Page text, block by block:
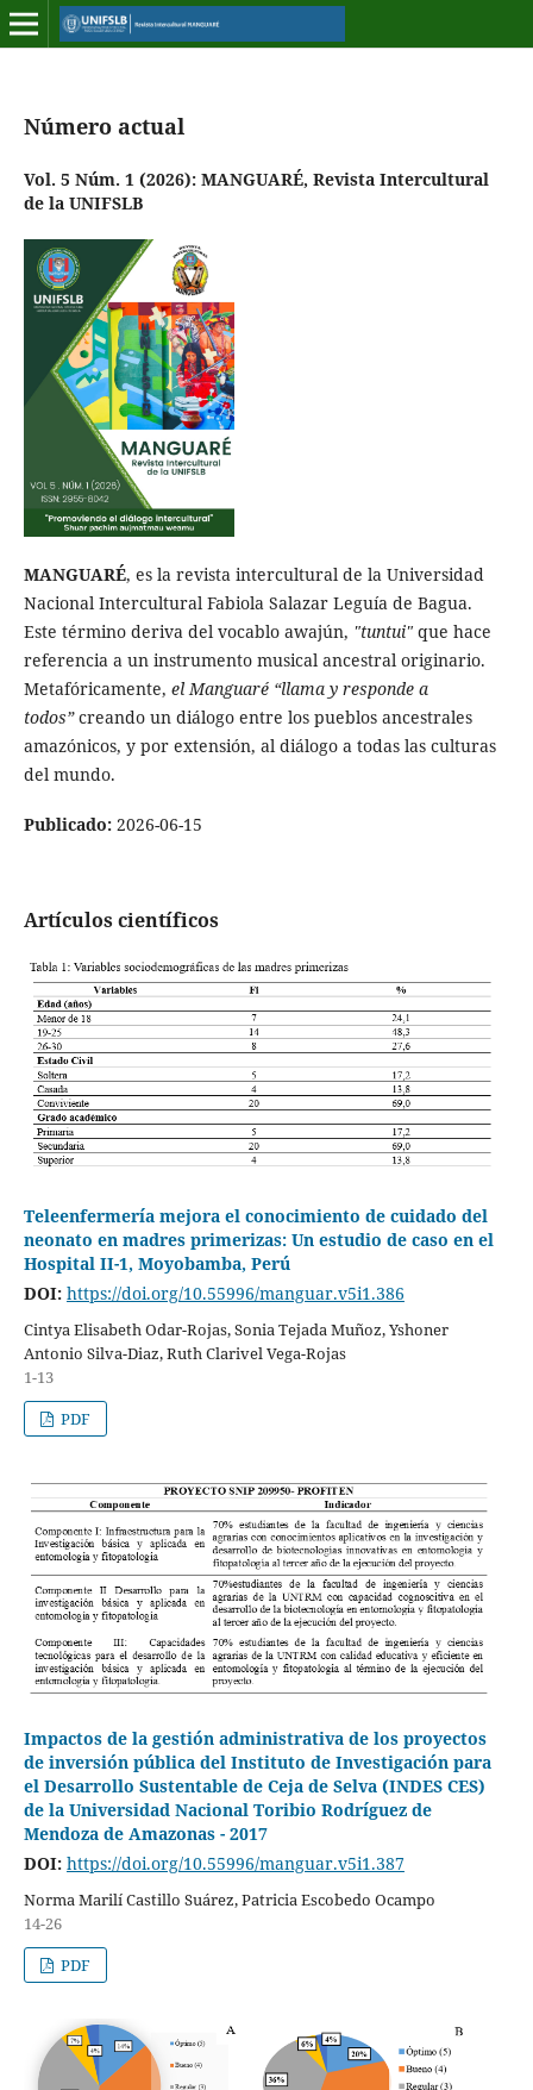
Número actual
Vol. 5 Núm. 1 (2026): MANGUARÉ, Revista Intercultural
de la UNIFSLB
MANGUARÉ, es la revista intercultural de la Universidad
Nacional Intercultural Fabiola Salazar Leguía de Bagua.
Este término deriva del vocablo awajún, "tuntui"que hace
referencia a un instrumento musical ancestral originario.
Metafóricamente, el Manguaré “llama y responde a
todos”creando un diálogo entre los pueblos ancestrales
amazónicos, y por extensión, al diálogo a todas las culturas
del mundo.
Publicado: 2026-06-15
Artículos científicos
Teleenfermería mejora el conocimiento de cuidado del
neonato en madres primerizas: Un estudio de caso en el
Hospital II-1, Moyobamba, Perú
DOI: https://doi.org/10.55996/manguar.v5i1.386
Cintya Elisabeth Odar-Rojas, Sonia Tejada Muñoz, Yshoner
Antonio Silva-Diaz, Ruth Clarivel Vega-Rojas
1-13
PDF
Impactos de la gestión administrativa de los proyectos
de inversión pública del Instituto de Investigación para
el Desarrollo Sustentable de Ceja de Selva (INDES CES)
de la Universidad Nacional Toribio Rodríguez de
Mendoza de Amazonas - 2017
DOI: https://doi.org/10.55996/manguar.v5i1.387
Norma Marilí Castillo Suárez, Patricia Escobedo Ocampo
14-26
PDF